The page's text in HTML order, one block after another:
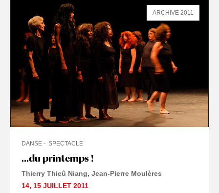
...du printemps !
DANSE SPECTACLE
Thierry Thieû Niang, Jean-Pierre Moulères
14, 15 JUILLET 2011
ARCHIVE 2011